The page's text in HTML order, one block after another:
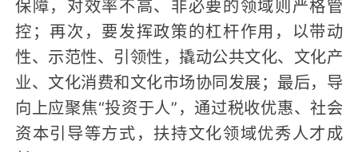
保障，对效率不高、非必要的领域则严格管
控；再次，要发挥政策的杠杆作用，以带动
性、示范性、引领性，撬动公共文化、文化产
业、文化消费和文化市场协同发展；最后，导
向上应聚焦“投资于人”，通过税收优惠、社会
资本引导等方式，扶持文化领域优秀人才成